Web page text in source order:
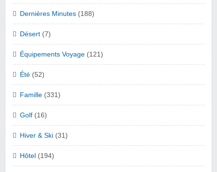
Dernières Minutes (188)
Désert (7)
Équipements Voyage (121)
Été (52)
Famille (331)
Golf (16)
Hiver & Ski (31)
Hôtel (194)